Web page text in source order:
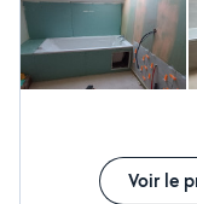
meuble,
revêtement de
Voir le